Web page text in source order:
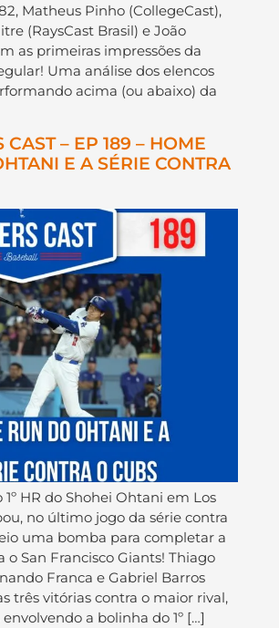
Matheus Pinho (CollegeCast),
(RaysCast Brasil) e João
as primeiras impressões da
Uma análise dos elencos
acima (ou abaixo) da
CAST – EP 189 – HOME
E A SÉRIE CONTRA
1º HR do Shohei Ohtani em Los
no último jogo da série contra
uma bomba para completar a
o San Francisco Giants! Thiago
Franca e Gabriel Barros
três vitórias contra o maior rival,
a bolinha do 1º […]